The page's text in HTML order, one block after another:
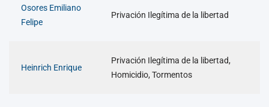
Osores Emiliano
Felipe
Privación Ilegítima de la libertad
Heinrich Enrique
Privación Ilegítima de la libertad,
Homicidio, Tormentos